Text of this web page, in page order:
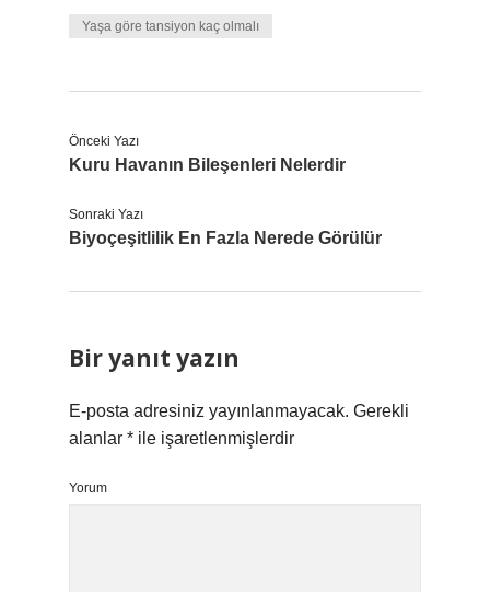
Yaşa göre tansiyon kaç olmalı
Önceki Yazı
Kuru Havanın Bileşenleri Nelerdir
Sonraki Yazı
Biyoçeşitlilik En Fazla Nerede Görülür
Bir yanıt yazın
E-posta adresiniz yayınlanmayacak. Gerekli
alanlar * ile işaretlenmişlerdir
Yorum